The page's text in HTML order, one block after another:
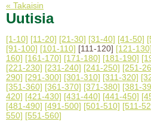
« Takaisin
Uutisia
[1-10] [11-20] [21-30] [31-40] [41-50]
[91-100] [101-110] [111-120] [121-130]
160] [161-170] [171-180] [181-190]
[221-230] [231-240] [241-250] [251-
290] [291-300] [301-310] [311-320]
[351-360] [361-370] [371-380] [381-
420] [421-430] [431-440] [441-450]
[481-490] [491-500] [501-510] [511-
550] [551-560]